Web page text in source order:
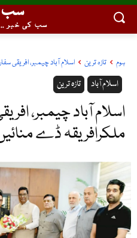
سب
سب کی خبر
ہوم تازہ ترین اسلام آباد چیمبر، افریقی
تازہ ترین اسلام آباد
اسلام آباد چیمبر،
ملکرافریقہ ڈے